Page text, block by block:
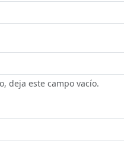
deja este campo vacío.